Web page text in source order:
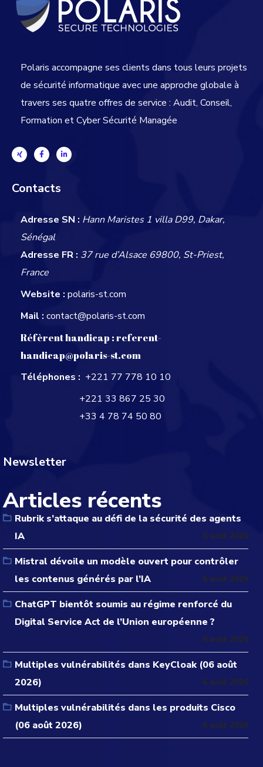
Polaris accompagne ses clients dans tous leurs projets
de sécurité informatique avec une approche globale à
travers ses quatre offres de service : Audit, Conseil,
Formation et Cyber Sécurité Managée
Contacts
Adresse SN : Hann Maristes 1 villa D99, Dakar,
Sénégal
Adresse FR : 37 rue d’Alsace 69800, St-Priest,
France
Website : polaris-st.com
Mail : contact@polaris-st.com
Réfèrent handicap :referent-
handicap@polaris-st.com
Téléphones : +221 77 778 10 10
+221 33 867 25 30
+33 4 78 74 50 80
Newsletter
Articles récents
Rubrik s’attaque au défi de la sécurité des agents
IA
6 août 2026
Mistral dévoile un modèle ouvert pour contrôler
les contenus générés par l’IA
6 août 2026
ChatGPT bientôt soumis au régime renforcé du
Digital Service Act de l’Union européenne ?
6 août 2026
Multiples vulnérabilités dans KeyCloak (06 août
2026)
6 août 2026
Multiples vulnérabilités dans les produits Cisco
(06 août 2026)
6 août 2026